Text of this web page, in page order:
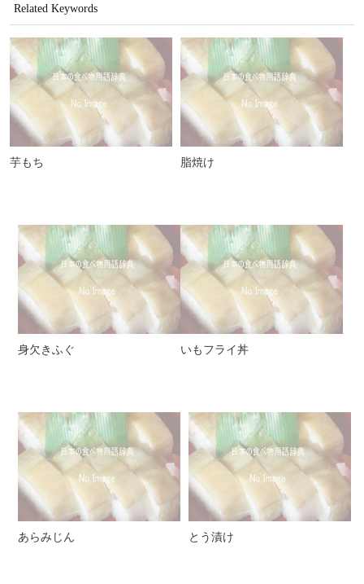
Related Keywords
芋もち 脂焼け
身欠きふぐ いもフライ丼
あらみじん とう漬け